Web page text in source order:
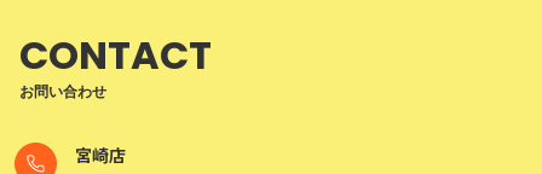
CONTACT
お問い合わせ
宮崎店